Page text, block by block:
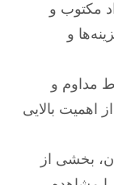
مکتوب و
و
مداوم و
اهمیت بالایی
بخشی از